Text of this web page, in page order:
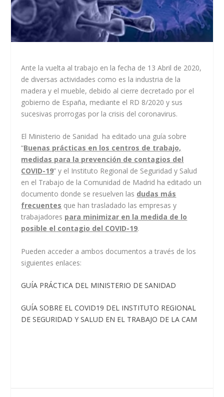
Ante la vuelta al trabajo en la fecha de 13 Abril de 2020,
de diversas actividades como es la industria de la
madera y el mueble, debido al cierre decretado por el
gobierno de España, mediante el RD 8/2020 y sus
sucesivas prorrogas por la crisis del coronavirus.
El Ministerio de Sanidad ha editado una guía sobre
“Buenas prácticas en los centros de trabajo,
medidas para la prevención de contagios del
COVID-19” y el Instituto Regional de Seguridad y Salud
en el Trabajo de la Comunidad de Madrid ha editado un
documento donde se resuelven las dudas más
frecuentes que han trasladado las empresas y
trabajadores para minimizar en la medida de lo
posible el contagio del COVID-19.
Pueden acceder a ambos documentos a través de los
siguientes enlaces:
GUÍA PRÁCTICA DEL MINISTERIO DE SANIDAD
GUÍA SOBRE EL COVID19 DEL INSTITUTO REGIONAL
DE SEGURIDAD Y SALUD EN EL TRABAJO DE LA CAM